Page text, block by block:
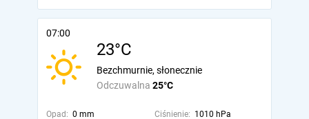
07:00
23°C
Odczuwalna 25°C
Bezchmurnie, słonecznie
Opad: 0 mm Ciśnienie: 1010 hPa